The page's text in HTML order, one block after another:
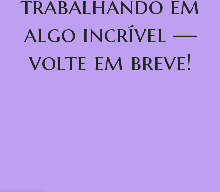
algo incrível —
volte em breve!